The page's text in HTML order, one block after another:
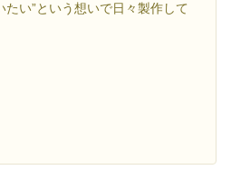
たい”という想いで日々製作して